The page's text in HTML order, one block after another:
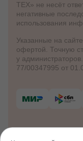
ТЕХ» не несёт
негативные
использования
Указанные на
офертой. Точную
у
77/00347995 от
© 2012 - 2026
центр «Клиника